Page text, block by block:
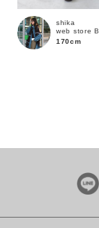
shika
web store
170cm